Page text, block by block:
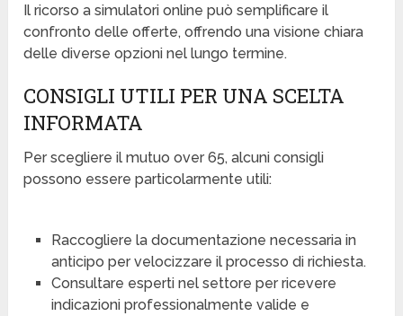
Il ricorso a simulatori online può semplificare il
confronto delle offerte, offrendo una visione chiara
delle diverse opzioni nel lungo termine.
CONSIGLI UTILI PER UNA SCELTA
INFORMATA
Per scegliere il mutuo over 65, alcuni consigli
possono essere particolarmente utili:
Raccogliere la documentazione necessaria in
anticipo per velocizzare il processo di richiesta.
Consultare esperti nel settore per ricevere
indicazioni professionalmente valide e